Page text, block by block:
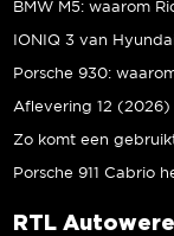
IONIQ 3 van
Aflevering 12 (2026)
RTL